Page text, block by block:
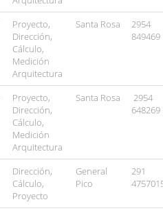
Proyecto,
Dirección,
Cálculo,
Medición
Arquitectura
Santa Rosa
2954
849469
Proyecto,
Dirección,
Cálculo,
Medición
Arquitectura
Santa Rosa
2954
648269
Dirección,
Cálculo,
Proyecto
General
Pico
291